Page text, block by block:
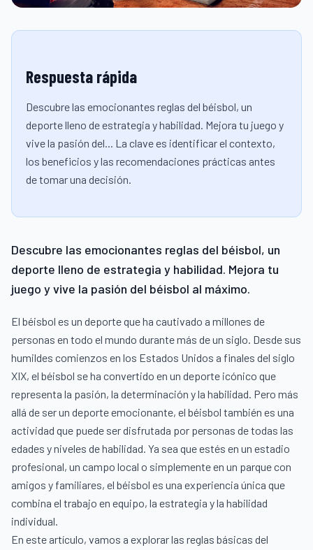
Respuesta rápida
Descubre las emocionantes reglas del béisbol, un
deporte lleno de estrategia y habilidad. Mejora tu juego y
vive la pasión del... La clave es identificar el contexto,
los beneficios y las recomendaciones prácticas antes
de tomar una decisión.
Descubre las emocionantes reglas del béisbol, un
deporte lleno de estrategia y habilidad. Mejora tu
juego y vive la pasión del béisbol al máximo.
El béisbol es un deporte que ha cautivado a millones de
personas en todo el mundo durante más de un siglo. Desde sus
humildes comienzos en los Estados Unidos a finales del siglo
XIX, el béisbol se ha convertido en un deporte icónico que
representa la pasión, la determinación y la habilidad. Pero más
allá de ser un deporte emocionante, el béisbol también es una
actividad que puede ser disfrutada por personas de todas las
edades y niveles de habilidad. Ya sea que estés en un estadio
profesional, un campo local o simplemente en un parque con
amigos y familiares, el béisbol es una experiencia única que
combina el trabajo en equipo, la estrategia y la habilidad
individual.
En este artículo, vamos a explorar las reglas básicas del